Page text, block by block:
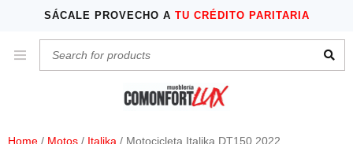
SÁCALE PROVECHO A TU CRÉDITO PARITARIA
Home / Motos / Italika / Motocicleta Italika DT150 2022